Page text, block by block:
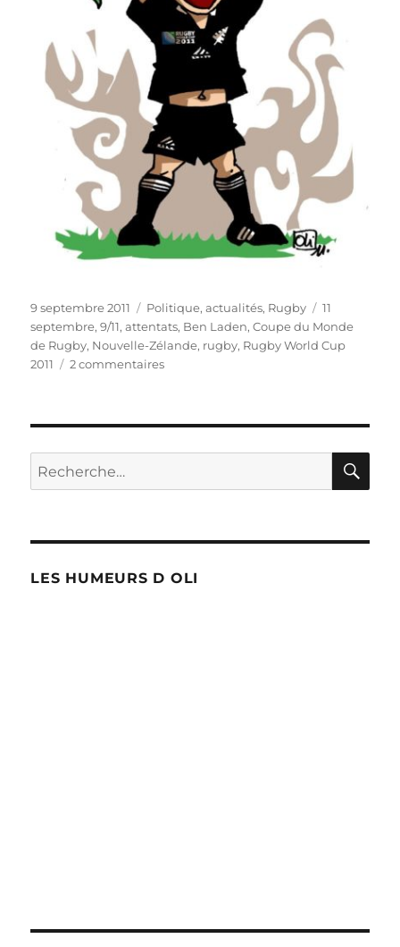
Publié
le
9 septembre 2011 Catégories
Politique, actualités, Rugby Étiquettes
11
septembre,9/11,attentats, Ben Laden,Coupe du Monde
de Rugby, Nouvelle-Zélande, rugby, Rugby World Cup
2011
2 commentairessur
Recherche
pour :
LES HUMEURS D OLI